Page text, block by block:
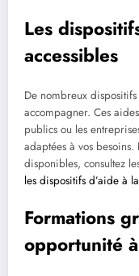
Les
accessibles
De nombreux
accompagner. Ces
publics ou les
adaptées à vos
disponibles, consultez
les dispositifs d’aide à
Formations
opportunité